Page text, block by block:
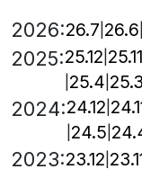
2026:26.7 26.6
2025:25.12 25.11
25.4 25.3
2024:24.12
24.5
2023:23.12